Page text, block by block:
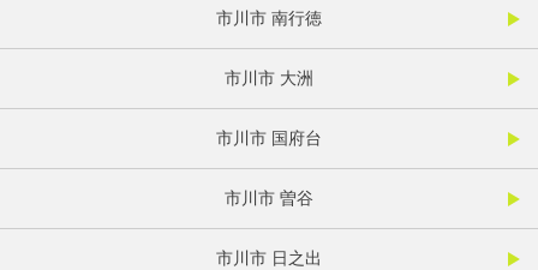
市川市 南行徳
市川市 大洲
市川市 国府台
市川市 曽谷
市川市 日之出